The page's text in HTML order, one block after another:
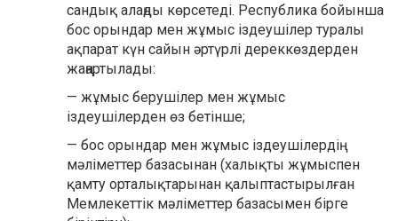
сандық алаңды көрсетеді. Республика бойынша
бос орындар мен жұмыс іздеушілер туралы
ақпарат күн сайын әртүрлі дереккөздерден
жаңартылады:
— жұмыс берушілер мен жұмыс
іздеушілерден өз бетінше;
— бос орындар мен жұмыс іздеушілердің
мәліметтер базасынан (халықты жұмыспен
қамту орталықтарынан қалыптастырылған
Мемлекеттік мәліметтер базасымен бірге